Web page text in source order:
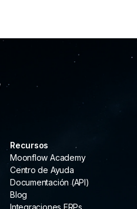
Recursos
Moonflow Academy
Centro de Ayuda
Documentación (API)
Blog
Integraciones ERPs